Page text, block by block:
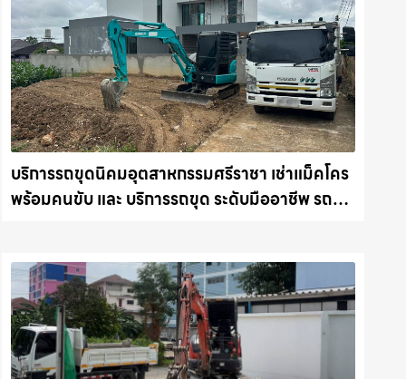
บริการรถขุดนิคมอุตสาหกรรมศรีราชา เช่าแม็คโคร
พร้อมคนขับ และ บริการรถขุด ระดับมืออาชีพ รถ